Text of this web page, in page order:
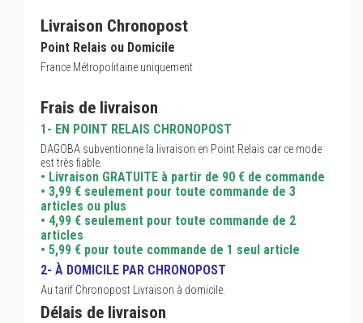
Livraison Chronopost
Point Relais ou Domicile
France Métropolitaine uniquement
Frais de livraison
1- EN POINT RELAIS CHRONOPOST
DAGOBA subventionne la livraison en Point Relais car ce mode
est très fiable.
• Livraison GRATUITE à partir de 90 € de commande
• 3,99 € seulement pour toute commande de 3
articles ou plus
• 4,99 € seulement pour toute commande de 2
articles
• 5,99 € pour toute commande de 1 seul article
2- À DOMICILE PAR CHRONOPOST
Au tarif Chronopost Livraison à domicile.
Délais de livraison